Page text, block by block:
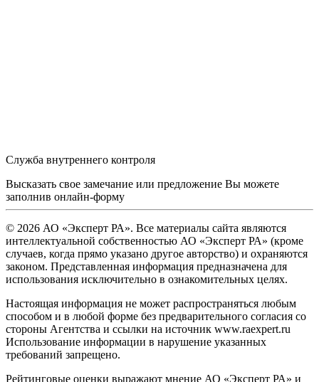
Служба внутреннего контроля
Высказать свое замечание или предложение Вы можете
заполнив онлайн-форму
© 2026 АО «Эксперт РА». Все материалы сайта являются
интеллектуальной собственностью АО «Эксперт РА» (кроме
случаев, когда прямо указано другое авторство) и охраняются
законом. Представленная информация предназначена для
использования исключительно в ознакомительных целях.
Настоящая информация не может распространяться любым
способом и в любой форме без предварительного согласия со
стороны Агентства и ссылки на источник www.raexpert.ru
Использование информации в нарушение указанных
требований запрещено.
Рейтинговые оценки выражают мнение АО «Эксперт РА» и